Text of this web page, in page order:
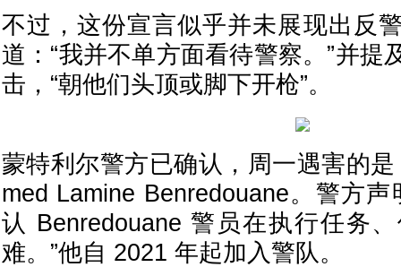
不过，这份宣言似乎并未展现出反
道：“我并不单方面看待警察。”并提
击，“朝他们头顶或脚下开枪”。
蒙特利尔警方已确认，周一遇害的
med Lamine Benredouane。警方
认 Benredouane 警员在执行任务
难。”他自 2021 年起加入警队。